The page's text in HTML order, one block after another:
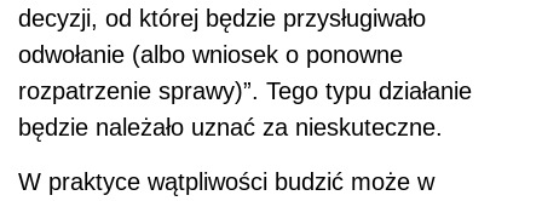
decyzji, od której będzie przysługiwało
odwołanie (albo wniosek o ponowne
rozpatrzenie sprawy)”. Tego typu działanie
będzie należało uznać za nieskuteczne.
W praktyce wątpliwości budzić może w